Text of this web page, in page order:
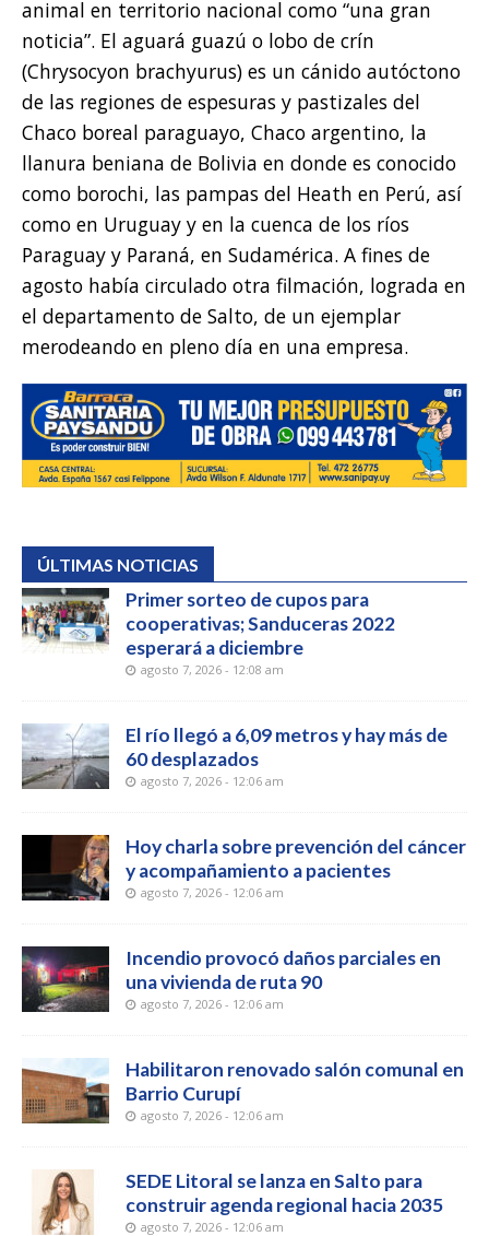
animal en territorio nacional como “una gran
noticia”. El aguará guazú o lobo de crín
(Chrysocyon brachyurus) es un cánido autóctono
de las regiones de espesuras y pastizales del
Chaco boreal paraguayo, Chaco argentino, la
llanura beniana de Bolivia en donde es conocido
como borochi, las pampas del Heath en Perú, así
como en Uruguay y en la cuenca de los ríos
Paraguay y Paraná, en Sudamérica. A fines de
agosto había circulado otra filmación, lograda en
el departamento de Salto, de un ejemplar
merodeando en pleno día en una empresa.
ÚLTIMAS NOTICIAS
Primer sorteo de cupos para
cooperativas; Sanduceras 2022
esperará a diciembre
agosto 7, 2026 - 12:08 am
El río llegó a 6,09 metros y hay más de
60 desplazados
agosto 7, 2026 - 12:06 am
Hoy charla sobre prevención del cáncer
y acompañamiento a pacientes
agosto 7, 2026 - 12:06 am
Incendio provocó daños parciales en
una vivienda de ruta 90
agosto 7, 2026 - 12:06 am
Habilitaron renovado salón comunal en
Barrio Curupí
agosto 7, 2026 - 12:06 am
SEDE Litoral se lanza en Salto para
construir agenda regional hacia 2035
agosto 7, 2026 - 12:06 am